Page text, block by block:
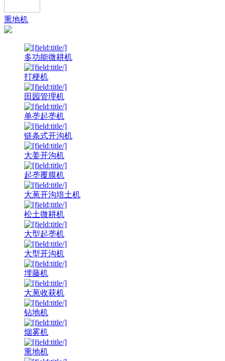
熏地机
多功能微耕机
打梗机
田园管理机
单垄起垄机
链条式开沟机
大姜开沟机
起垄覆膜机
大葱开沟培土机
松土微耕机
大型起垄机
大型开沟机
埋藤机
大葱收获机
钻地机
烟雾机
熏地机